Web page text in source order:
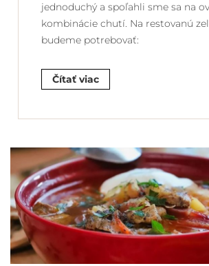
jednoduchý a spoľahli sme sa na
kombinácie chutí. Na restovanú
budeme potrebovať:
Čítať viac